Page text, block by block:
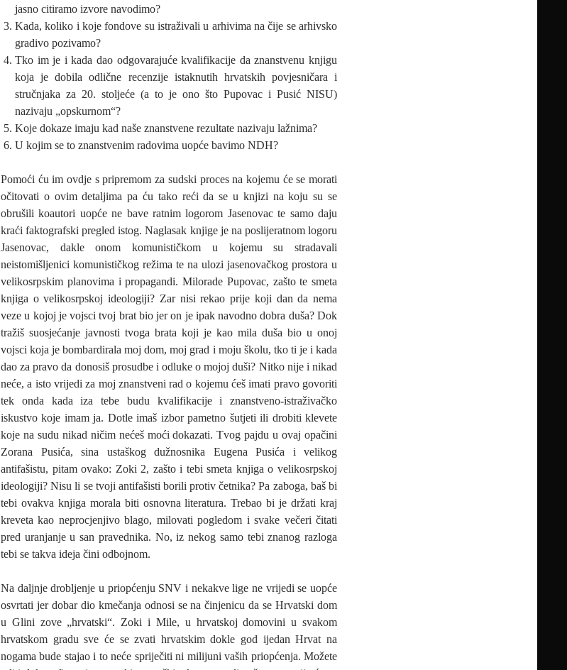
jasno citiramo izvore navodimo?
Kada, koliko i koje fondove su istraživali u arhivima na čije se arhivsko
gradivo pozivamo?
Tko im je i kada dao odgovarajuće kvalifikacije da znanstvenu knjigu
koja je dobila odlične recenzije istaknutih hrvatskih povjesničara i
stručnjaka za 20. stoljeće (a to je ono što Pupovac i Pusić NISU)
nazivaju „opskurnom“?
Koje dokaze imaju kad naše znanstvene rezultate nazivaju lažnima?
U kojim se to znanstvenim radovima uopće bavimo NDH?
Pomoći ću im ovdje s pripremom za sudski proces na kojemu će se morati
očitovati o ovim detaljima pa ću tako reći da se u knjizi na koju su se
obrušili koautori uopće ne bave ratnim logorom Jasenovac te samo daju
kraći faktografski pregled istog. Naglasak knjige je na poslijeratnom logoru
Jasenovac, dakle onom komunističkom u kojemu su stradavali
neistomišljenici komunističkog režima te na ulozi jasenovačkog prostora u
velikosrpskim planovima i propagandi. Milorade Pupovac, zašto te smeta
knjiga o velikosrpskoj ideologiji? Zar nisi rekao prije koji dan da nema
veze u kojoj je vojsci tvoj brat bio jer on je ipak navodno dobra duša? Dok
tražiš suosjećanje javnosti tvoga brata koji je kao mila duša bio u onoj
vojsci koja je bombardirala moj dom, moj grad i moju školu, tko ti je i kada
dao za pravo da donosiš prosudbe i odluke o mojoj duši? Nitko nije i nikad
neće, a isto vrijedi za moj znanstveni rad o kojemu ćeš imati pravo govoriti
tek onda kada iza tebe budu kvalifikacije i znanstveno-istraživačko
iskustvo koje imam ja. Dotle imaš izbor pametno šutjeti ili drobiti klevete
koje na sudu nikad ničim nećeš moći dokazati. Tvog pajdu u ovaj opačini
Zorana Pusića, sina ustaškog dužnosnika Eugena Pusića i velikog
antifašistu, pitam ovako: Zoki 2, zašto i tebi smeta knjiga o velikosrpskoj
ideologiji? Nisu li se tvoji antifašisti borili protiv četnika? Pa zaboga, baš bi
tebi ovakva knjiga morala biti osnovna literatura. Trebao bi je držati kraj
kreveta kao neprocjenjivo blago, milovati pogledom i svake večeri čitati
pred uranjanje u san pravednika. No, iz nekog samo tebi znanog razloga
tebi se takva ideja čini odbojnom.
Na daljnje drobljenje u priopćenju SNV i nekakve lige ne vrijedi se uopće
osvrtati jer dobar dio kmečanja odnosi se na činjenicu da se Hrvatski dom
u Glini zove „hrvatski“. Zoki i Mile, u hrvatskoj domovini u svakom
hrvatskom gradu sve će se zvati hrvatskim dokle god ijedan Hrvat na
nogama bude stajao i to neće spriječiti ni milijuni vaših priopćenja. Možete